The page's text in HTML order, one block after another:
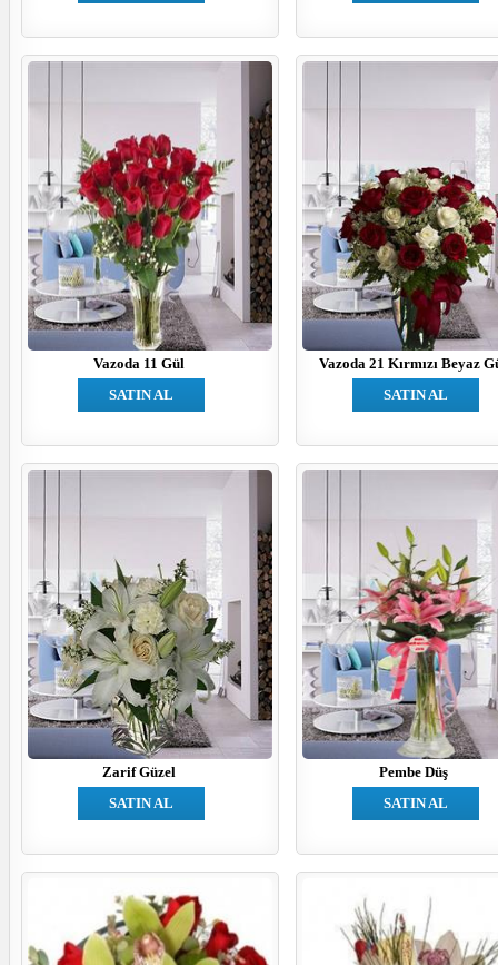
Vazoda 11 Gül
SATIN AL
Vazoda 21 Kırmızı Beyaz
SATIN AL
Zarif Güzel
SATIN AL
Pembe Düş
SATIN AL